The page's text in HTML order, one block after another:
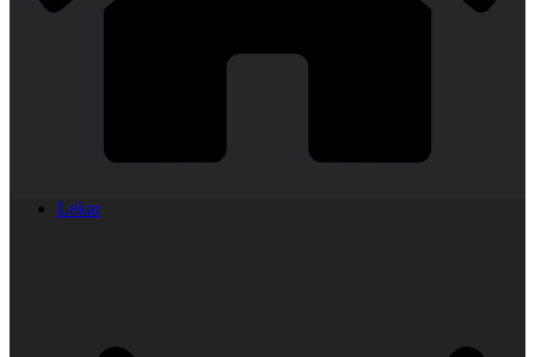
Lekar